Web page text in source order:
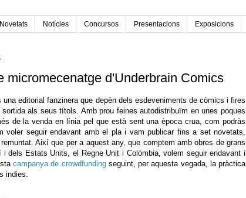
Novetats Notícies Concursos Presentacions Exposicions
micromecenatge d'Underbrain Comics
una editorial fanzinera que depèn dels esdeveniments de còmics i fires
sortida als seus títols. Amb prou feines autodistribuïm en unes poques
de la venda en línia pel que està sent una època crua, com podràs
voler seguir endavant amb el pla i vam publicar fins a set novetats,
Així que per a aquest any, que comptem amb obres de grans
i dels Estats Units, el Regne Unit i Colòmbia, volem seguir endavant i
campanya de crowdfundingseguint, per aquesta vegada, la pràctica
indies.